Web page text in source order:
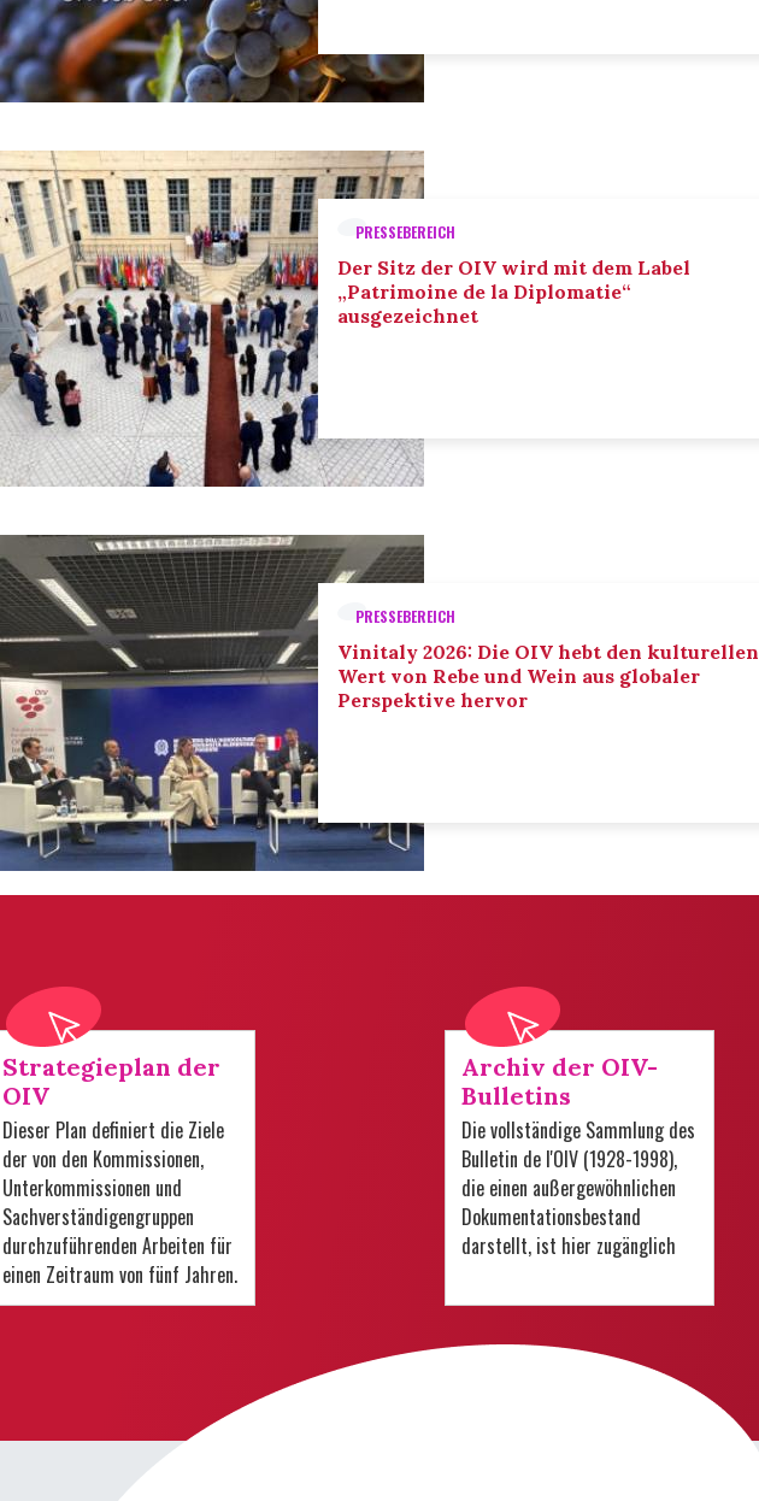
PRESSEBEREICH
Der Sitz der OIV wird mit dem Label
„Patrimoine de la Diplomatie“
ausgezeichnet
PRESSEBEREICH
Vinitaly 2026: Die OIV hebt den kulturellen
Wert von Rebe und Wein aus globaler
Perspektive hervor
Strategieplan der
OIV
Dieser Plan definiert die Ziele
der von den Kommissionen,
Unterkommissionen und
Sachverständigengruppen
durchzuführenden Arbeiten für
einen Zeitraum von fünf Jahren.
Archiv der OIV-
Bulletins
Die vollständige Sammlung des
Bulletin de l'OIV (1928-1998),
die einen außergewöhnlichen
Dokumentationsbestand
darstellt, ist hier zugänglich